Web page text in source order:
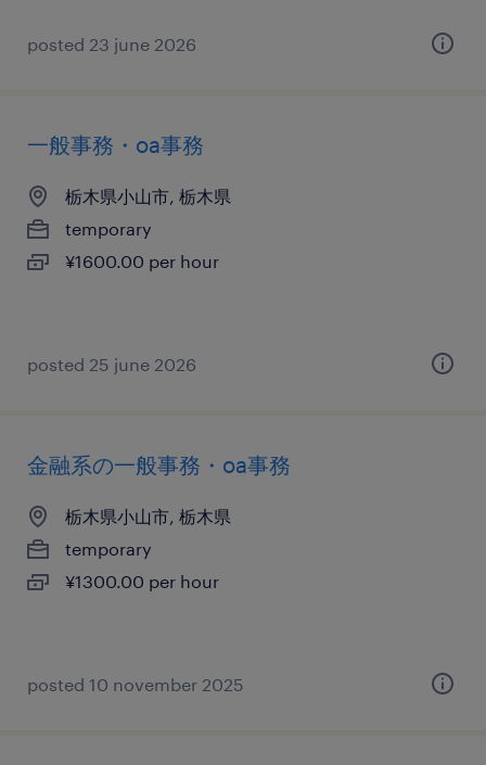
posted 23 june 2026
一般事務・oa事務
栃木県小山市, 栃木県
temporary
¥1600.00 per hour
posted 25 june 2026
金融系の一般事務・oa事務
栃木県小山市, 栃木県
temporary
¥1300.00 per hour
posted 10 november 2025